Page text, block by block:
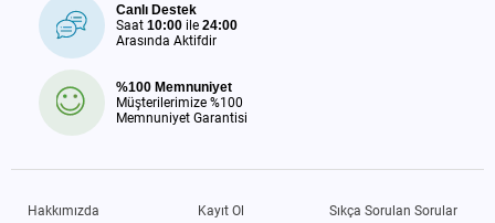
Canlı Destek
Saat 10:00 ile 24:00
Arasında Aktifdir
%100 Memnuniyet
Müşterilerimize %100
Memnuniyet Garantisi
Hakkımızda Kayıt Ol Sıkça Sorulan Sorular